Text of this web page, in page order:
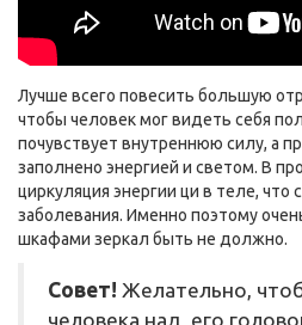
Лучше всего повесить большую
чтобы человек мог видеть себя
почувствует внутреннюю силу, а
заполнено энергией и светом. В
циркуляция энергии ци в теле, что
заболевания. Именно поэтому
шкафами зеркал быть не должно.
Совет! Желательно,
человека над его